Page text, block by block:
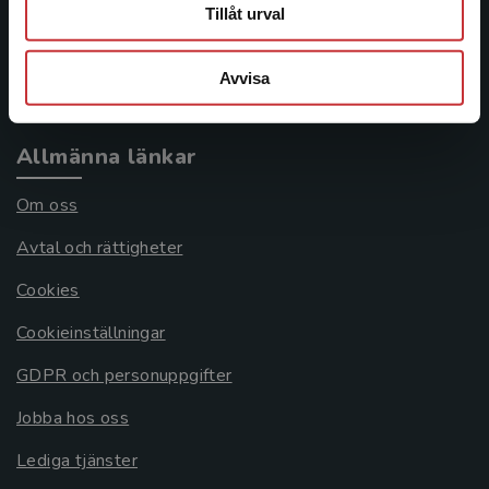
Tillåt urval
Avvisa
Köpvillkor
Allmänna länkar
Om oss
Avtal och rättigheter
Cookies
Cookieinställningar
GDPR och personuppgifter
Jobba hos oss
Lediga tjänster